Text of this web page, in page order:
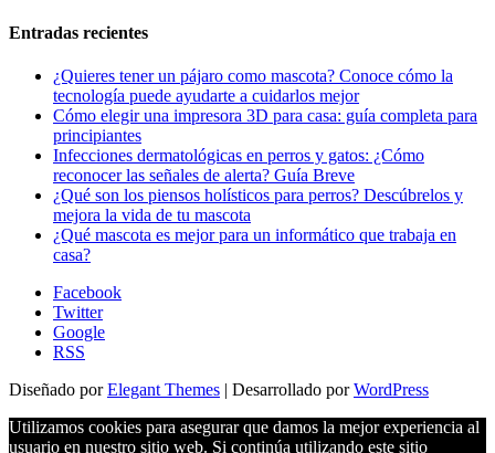
Entradas recientes
¿Quieres tener un pájaro como mascota? Conoce cómo la
tecnología puede ayudarte a cuidarlos mejor
Cómo elegir una impresora 3D para casa: guía completa para
principiantes
Infecciones dermatológicas en perros y gatos: ¿Cómo
reconocer las señales de alerta? Guía Breve
¿Qué son los piensos holísticos para perros? Descúbrelos y
mejora la vida de tu mascota
¿Qué mascota es mejor para un informático que trabaja en
casa?
Facebook
Twitter
Google
RSS
Diseñado porElegant Themes | Desarrollado porWordPress
Utilizamos cookies para asegurar que damos la mejor experiencia al
usuario en nuestro sitio web. Si continúa utilizando este sitio